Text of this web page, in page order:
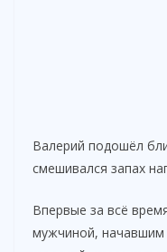
Валерий подошёл
смешивался запах
Впервые за всё
мужчиной,